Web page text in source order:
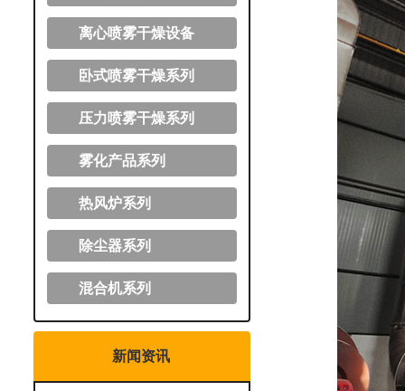
离心喷雾干燥设备
卧式喷雾干燥系列
压力喷雾干燥系列
雾化产品系列
热风炉系列
除尘器系列
混合机系列
新闻资讯